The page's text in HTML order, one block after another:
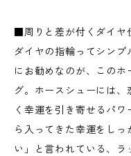
■周りと差が付くダイヤ
ダイヤの指輪ってシン
にお勧めなのが、この
グ。ホースシューには
く幸運を引き寄せるパ
ら入ってきた幸運をし
い」と言われている、